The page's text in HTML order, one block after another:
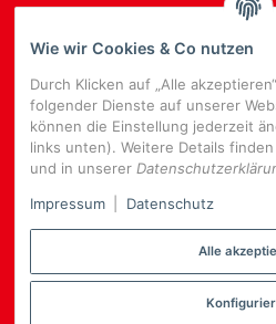
NEWSLETTER ABONNIEREN
Bitte senden Sie mir entsprechend Ihrer
regelmäßig und jederzeit widerruflich
Produktsortiment per E-Mail zu.
E-
Mail-
Adresse
Wie wir Cookies & Co nutzen
Durch Klicken auf „Alle
folgender Dienste auf unserer
können die Einstellung jederzeit
links unten). Weitere Details
und in unserer
Impressum
Datenschutz
Alle